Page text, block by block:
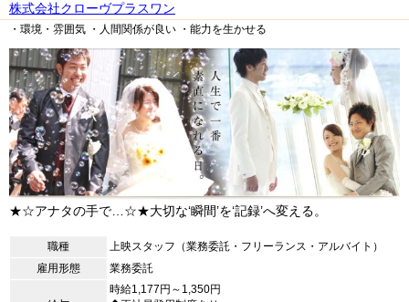
株式会社クローヴプラスワン
・環境・雰囲気 ・人間関係が良い ・能力を生かせる
★☆アナタの手で…☆★大切な‘瞬間’を‘記録’へ変える。
職種
上映スタッフ（業務委託・フリーランス・アルバイト）
雇用形態
業務委託
時給1,177円～1,350円